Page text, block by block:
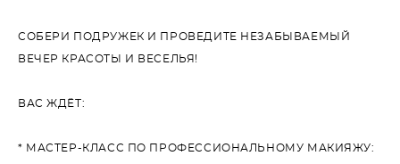
СОБЕРИ ПОДРУЖЕК И ПРОВЕДИТЕ НЕЗАБЫВАЕМЫЙ
ВЕЧЕР КРАСОТЫ И ВЕСЕЛЬЯ!
ВАС ЖДЁТ:
* МАСТЕР-КЛАСС ПО ПРОФЕССИОНАЛЬНОМУ МАКИЯЖУ: